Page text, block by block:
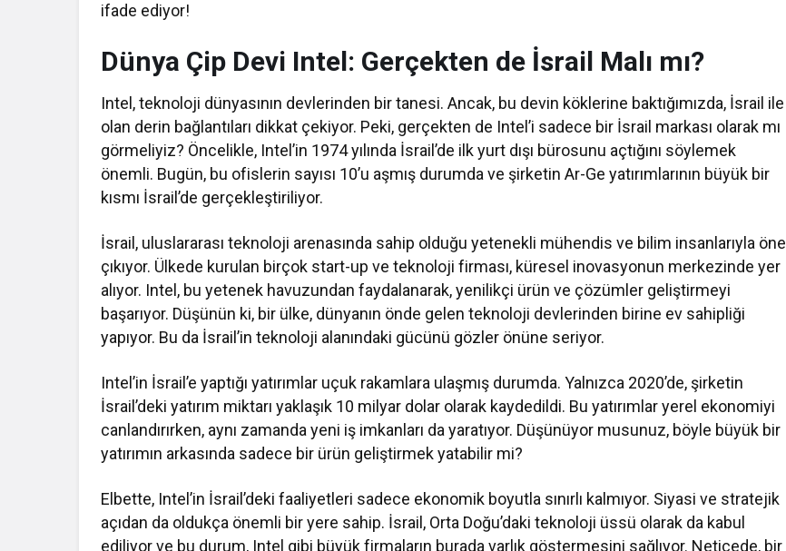
ifade ediyor!
Dünya Çip Devi Intel: Gerçekten de İsrail Malı mı?
Intel, teknoloji dünyasının devlerinden bir tanesi. Ancak, bu devin köklerine baktığımızda, İsrail ile
olan derin bağlantıları dikkat çekiyor. Peki, gerçekten de Intel’i sadece bir İsrail markası olarak mı
görmeliyiz? Öncelikle, Intel’in 1974 yılında İsrail’de ilk yurt dışı bürosunu açtığını söylemek
önemli. Bugün, bu ofislerin sayısı 10’u aşmış durumda ve şirketin Ar-Ge yatırımlarının büyük bir
kısmı İsrail’de gerçekleştiriliyor.
İsrail, uluslararası teknoloji arenasında sahip olduğu yetenekli mühendis ve bilim insanlarıyla öne
çıkıyor. Ülkede kurulan birçok start-up ve teknoloji firması, küresel inovasyonun merkezinde yer
alıyor. Intel, bu yetenek havuzundan faydalanarak, yenilikçi ürün ve çözümler geliştirmeyi
başarıyor. Düşünün ki, bir ülke, dünyanın önde gelen teknoloji devlerinden birine ev sahipliği
yapıyor. Bu da İsrail’in teknoloji alanındaki gücünü gözler önüne seriyor.
Intel’in İsrail’e yaptığı yatırımlar uçuk rakamlara ulaşmış durumda. Yalnızca 2020’de, şirketin
İsrail’deki yatırım miktarı yaklaşık 10 milyar dolar olarak kaydedildi. Bu yatırımlar yerel ekonomiyi
canlandırırken, aynı zamanda yeni iş imkanları da yaratıyor. Düşünüyor musunuz, böyle büyük bir
yatırımın arkasında sadece bir ürün geliştirmek yatabilir mi?
Elbette, Intel’in İsrail’deki faaliyetleri sadece ekonomik boyutla sınırlı kalmıyor. Siyasi ve stratejik
açıdan da oldukça önemli bir yere sahip. İsrail, Orta Doğu’daki teknoloji üssü olarak da kabul
ediliyor ve bu durum, Intel gibi büyük firmaların burada varlık göstermesini sağlıyor. Neticede, bir